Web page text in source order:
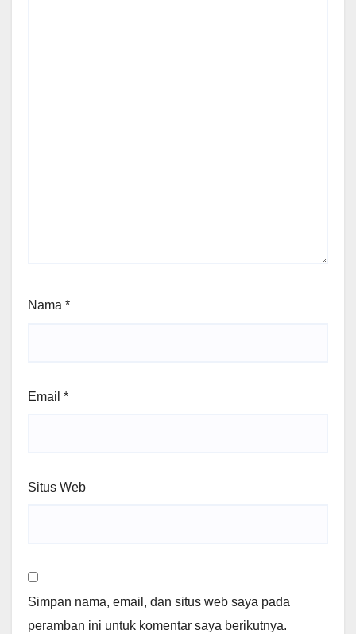
Nama *
Email *
Situs Web
Simpan nama, email, dan situs web saya pada
peramban ini untuk komentar saya berikutnya.